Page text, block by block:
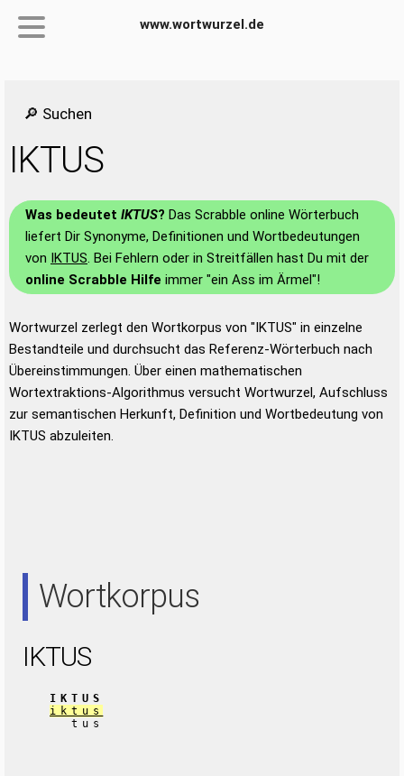
www.wortwurzel.de
🔎 Suchen
IKTUS
Was bedeutet IKTUS? Das Scrabble online Wörterbuch
liefert Dir Synonyme, Definitionen und Wortbedeutungen
von IKTUS. Bei Fehlern oder in Streitfällen hast Du mit der
online Scrabble Hilfe immer "ein Ass im Ärmel"!
Wortwurzel zerlegt den Wortkorpus von "IKTUS" in einzelne
Bestandteile und durchsucht das Referenz-Wörterbuch nach
Übereinstimmungen. Über einen mathematischen
Wortextraktions-Algorithmus versucht Wortwurzel, Aufschluss
zur semantischen Herkunft, Definition und Wortbedeutung von
IKTUS abzuleiten.
Wortkorpus
IKTUS
IKTUS
iktus
tus